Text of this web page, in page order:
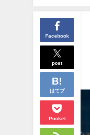
Facebook
post
はてブ
Pocket